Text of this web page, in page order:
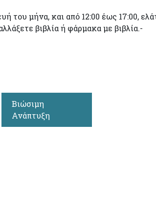
του μήνα, και από 12:00 έως 17:00,
βιβλία ή φάρμακα με βιβλία.-
Βιώσιμη
Ανάπτυξη